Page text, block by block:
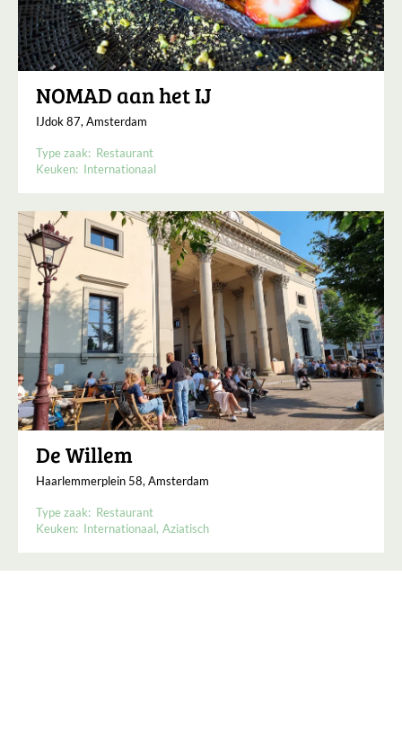
NOMAD aan het IJ
IJdok 87, Amsterdam
Type zaak: Restaurant
Keuken: Internationaal
De Willem
Haarlemmerplein 58, Amsterdam
Type zaak: Restaurant
Keuken: Internationaal Aziatisch